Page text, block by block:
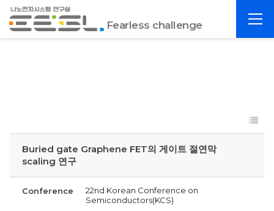
포
항
Fearless challenge
전
Buried gate Graphene FET의 게이트 절연막
scaling 연구
Conference
22nd Korean Conference on
Semiconductors(KCS)